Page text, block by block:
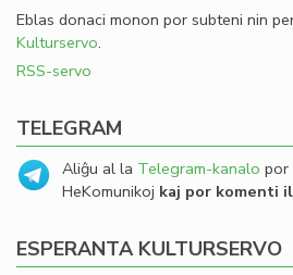
Eblas donaci monon por subteni nin
Kulturservo.
RSS-servo
TELEGRAM
Aliĝu al la Telegram-kanalo por
HeKomunikoj kaj por komenti
ESPERANTA KULTURSERVO